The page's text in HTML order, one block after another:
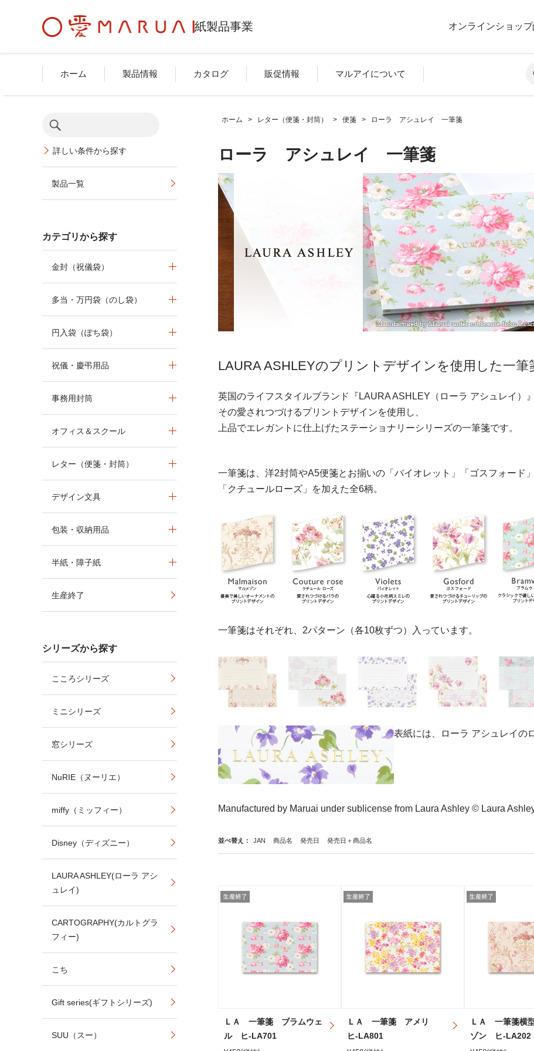
紙製品事業 オンラインショップ
ホーム 製品情報 カタログ 販促情報 マルアイについて
ホーム > レター（便箋・封筒） > 便箋 > ローラ アシュレイ 一筆箋
ローラ アシュレイ 一筆箋
LAURA ASHLEYのプリントデザインを使用した一筆
英国のライフスタイルブランド『LAURA ASHLEY（ローラ アシュレイ）』
その愛されつづけるプリントデザインを使用し、
上品でエレガントに仕上げたステーショナリーシリーズの一筆箋です。
一筆箋は、洋2封筒やA5便箋とお揃いの「バイオレット」「ゴスフォード
「クチュールローズ」を加えた全6柄。
一筆箋はそれぞれ、2パターン（各10枚ずつ）入っています。
表紙には、ローラ アシュレイの
Manufactured by Maruai under sublicense from Laura Ashley © Laura
並べ替え： JAN 商品名 発売日 発売日＋商品名
ＬＡ 一筆箋 ブラムウェ
ル ヒ-LA701
ＬＡ 一筆箋 アメリ
ヒ-LA801
ＬＡ 一筆箋横
ゾン ヒ-LA202
詳しい条件から探す
製品一覧
カテゴリから探す
金封（祝儀袋）
多当・万円袋（のし袋）
円入袋（ぽち袋）
祝儀・慶弔用品
事務用封筒
オフィス＆スクール
レター（便箋・封筒）
デザイン文具
包装・収納用品
半紙・障子紙
生産終了
シリーズから探す
こころシリーズ
ミニシリーズ
窓シリーズ
NuRIE（ヌーリエ）
miffy（ミッフィー）
Disney（ディズニー）
LAURA ASHLEY(ローラ アシ
ュレイ)
CARTOGRAPHY(カルトグラ
フィー)
こち
Gift series(ギフトシリーズ)
SUU（スー）